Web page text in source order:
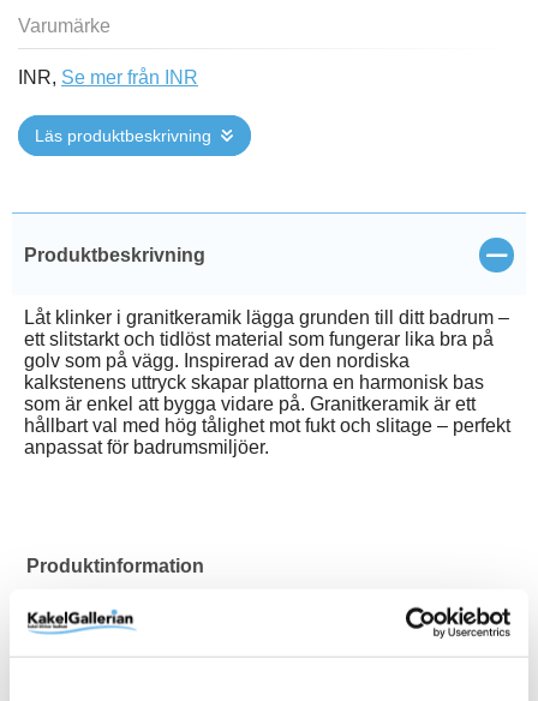
Varumärke
INR, Se mer från INR
Läs produktbeskrivning
Produktbeskrivning Stäng
Låt klinker i granitkeramik lägga grunden till ditt badrum –
ett slitstarkt och tidlöst material som fungerar lika bra på
golv som på vägg. Inspirerad av den nordiska
kalkstenens uttryck skapar plattorna en harmonisk bas
som är enkel att bygga vidare på. Granitkeramik är ett
hållbart val med hög tålighet mot fukt och slitage – perfekt
anpassat för badrumsmiljöer.
Produktinformation
Användningsområde
Lämplig för alla ytor inomhus i